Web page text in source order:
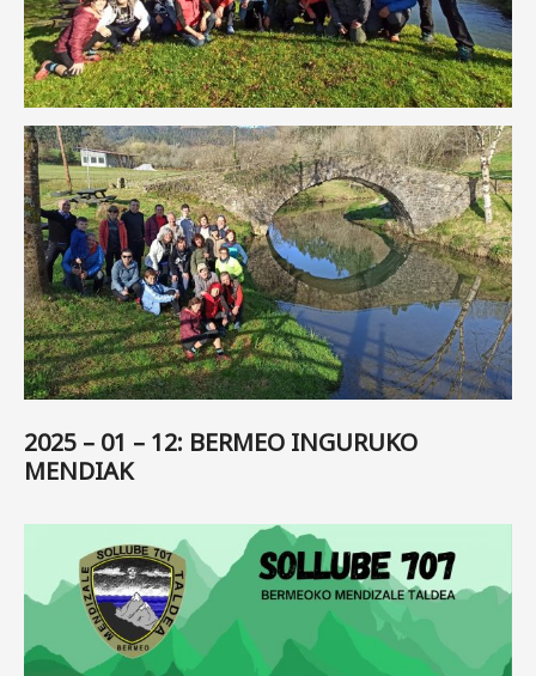
2025 – 01 – 12: BERMEO INGURUKO
MENDIAK